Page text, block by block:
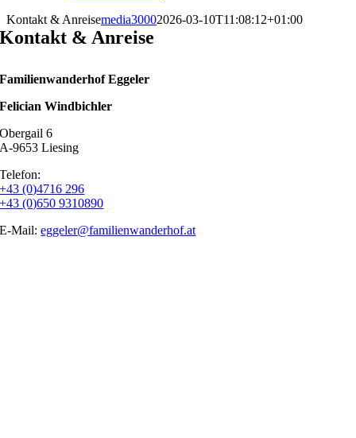
Kontakt & Anreisemedia30002026-03-10T11:08:12+01:00
Kontakt & Anreise
Familienwanderhof Eggeler
Felician Windbichler
Obergail 6
A-9653 Liesing
Telefon:
+43 (0)4716 296
+43 (0)650 9310890
E-Mail:eggeler@familienwanderhof.at